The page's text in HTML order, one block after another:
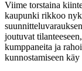
Viime torstaina
kaupunki rikkoo
joutuvat
kumppaneita ja
kunnostamiseen